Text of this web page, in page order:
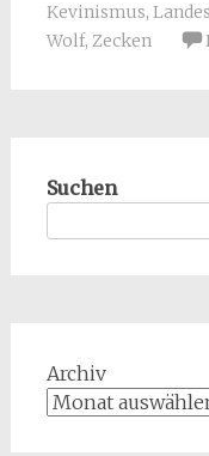
Kevinismus,
Wolf, Zecken
Suchen
Archiv